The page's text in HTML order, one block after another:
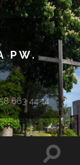
PW.
663 44 14
Toggle